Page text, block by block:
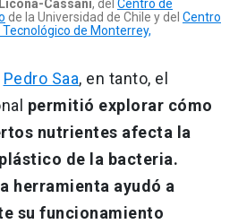
Cassani, del Centro de
de la Universidad de Chile y del Centro
de Monterrey,
Pedro Saa, en tanto, el
permitió explorar cómo
nutrientes afecta la
de la bacteria.
la herramienta ayudó a
su funcionamiento